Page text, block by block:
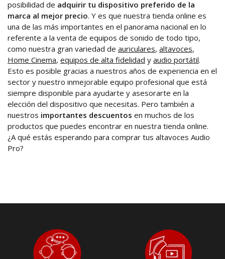
posibilidad de adquirir tu dispositivo preferido de la
marca al mejor precio. Y es que nuestra tienda online es
una de las más importantes en el panorama nacional en lo
referente a la venta de equipos de sonido de todo tipo,
como nuestra gran variedad de auriculares, altavoces,
Home Cinema, equipos de alta fidelidad y audio portátil.
Esto es posible gracias a nuestros años de experiencia en el
sector y nuestro inmejorable equipo profesional que está
siempre disponible para ayudarte y asesorarte en la
elección del dispositivo que necesitas. Pero también a
nuestros importantes descuentos en muchos de los
productos que puedes encontrar en nuestra tienda online.
¿A qué estás esperando para comprar tus altavoces Audio
Pro?